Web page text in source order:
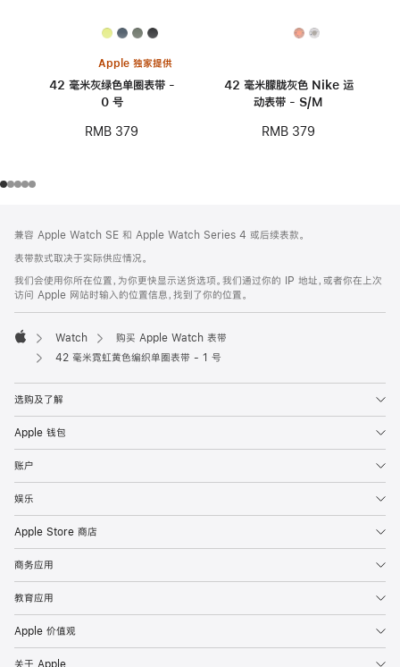
Apple 独家提供
42 毫米灰绿色单圈表带 -
0 号
RMB 379
42 毫米朦胧灰色 Nike 运
动表带 - S/M
RMB 379
页
页
脚
注
兼容 Apple Watch SE 和 Apple Watch Series 4 或后续表款。
表带款式取决于实际供应情况。
我们会使用你所在位置，为你更快显示送货选项。我们通过你的 IP 地址，或者你在上次
访问 Apple 网站时输入的位置信息，找到了你的位置。
Apple
Watch
购买 Apple Watch 表带
42 毫米霓虹黄色编织单圈表带 - 1 号
选购及了解
Apple 钱包
账户
娱乐
Apple Store 商店
商务应用
教育应用
Apple 价值观
关于 Apple